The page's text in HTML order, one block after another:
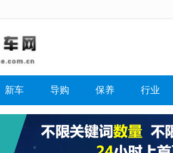
新车 导购 保养 行业